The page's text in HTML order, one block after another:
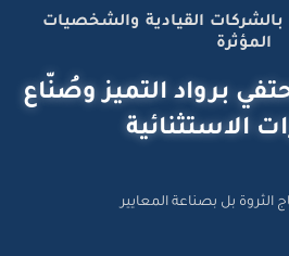
بالشركات القيادية والشخصيات
المؤثرة
برواد التميز وصُنّاع
الاستثنائية
الثروة بل بصناعة المعايير